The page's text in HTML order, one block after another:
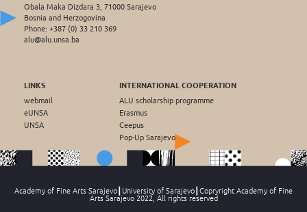
Obala Maka Dizdara 3, 71000 Sarajevo
Bosnia and Herzogovina
Phone: +387 (0) 33 210 369
alu@alu.unsa.ba
LINKS
webmail
eUNSA
UNSA
INTERNATIONAL COOPERATION
ALU scholarship programme
Erasmus
Ceepus
Pop-Up Sarajevo
Academy of Fine Arts Sarajevo┃University of Sarajevo┃Copryright Academy of Fine
Arts Sarajevo 2022, All rights reserved